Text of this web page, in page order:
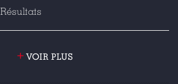
Résultats
+ VOIR PLUS